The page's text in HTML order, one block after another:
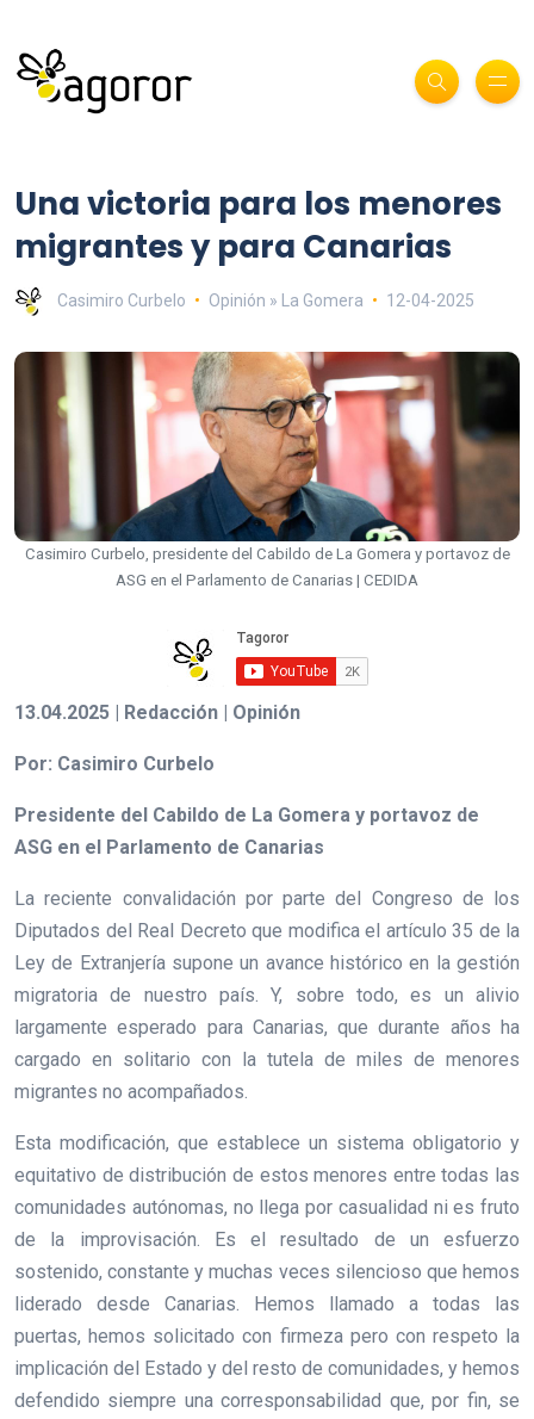
Una victoria para los menores
migrantes y para Canarias
Casimiro Curbelo Opinión » La Gomera 12-04-2025
Casimiro Curbelo, presidente del Cabildo de La Gomera y portavoz de
ASG en el Parlamento de Canarias | CEDIDA
13.04.2025 | Redacción | Opinión
Por: Casimiro Curbelo
Presidente del Cabildo de La Gomera y portavoz de
ASG en el Parlamento de Canarias
La reciente convalidación por parte del Congreso de los
Diputados del Real Decreto que modifica el artículo 35 de la
Ley de Extranjería supone un avance histórico en la gestión
migratoria de nuestro país. Y, sobre todo, es un alivio
largamente esperado para Canarias, que durante años ha
cargado en solitario con la tutela de miles de menores
migrantes no acompañados.
Esta modificación, que establece un sistema obligatorio y
equitativo de distribución de estos menores entre todas las
comunidades autónomas, no llega por casualidad ni es fruto
de la improvisación. Es el resultado de un esfuerzo
sostenido, constante y muchas veces silencioso que hemos
liderado desde Canarias. Hemos llamado a todas las
puertas, hemos solicitado con firmeza pero con respeto la
implicación del Estado y del resto de comunidades, y hemos
defendido siempre una corresponsabilidad que, por fin, se